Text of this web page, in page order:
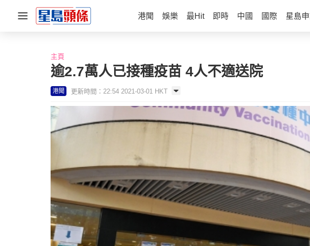
港聞 娛樂 最Hit 即時 中國 國際 星島
主頁
逾2.7萬人已接種疫苗 4人不適送院
港聞 更新時間：22:54 2021-03-01 HKT